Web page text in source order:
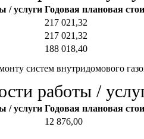
/ услуги Годовая плановая
217 021,32
217 021,32
188 018,40
систем внутридомового
работы /
/ услуги Годовая плановая
12 876,00